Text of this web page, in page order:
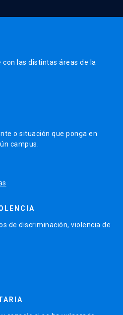
las distintas áreas de la
o situación que ponga en
campus.
de discriminación, violencia de